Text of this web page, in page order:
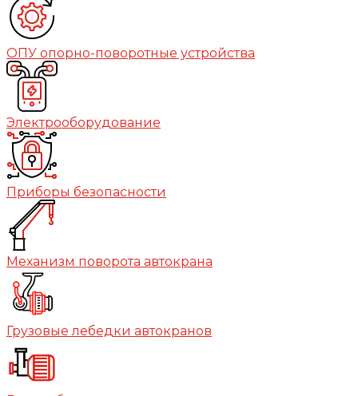
ОПУ опорно-поворотные устройства
Электрооборудование
Приборы безопасности
Механизм поворота автокрана
Грузовые лебедки автокранов